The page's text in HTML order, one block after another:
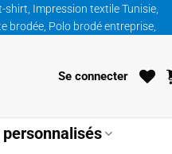
Impression textile Tunisie,
brodée, Polo brodé entreprise,
Se connecter